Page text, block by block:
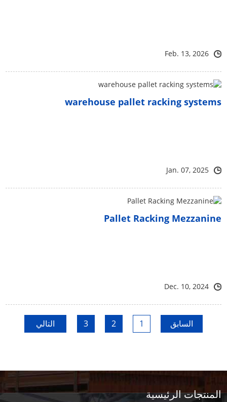
Feb. 13, 2026
warehouse pallet racking systems
Jan. 07, 2025
Pallet Racking Mezzanine
Dec. 10, 2024
السابق 1
2
3 التالي
المنتجات الرئيسية